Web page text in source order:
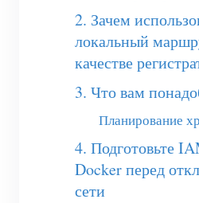
WiFi-контроллер
IAMMETER Cloud Pro
Сервис
Зарядное
Симулятор
Виртуальный
2. Зачем
локальный
качестве
3. Что вам
Планирование
4. Подготовьте
Docker перед
сети